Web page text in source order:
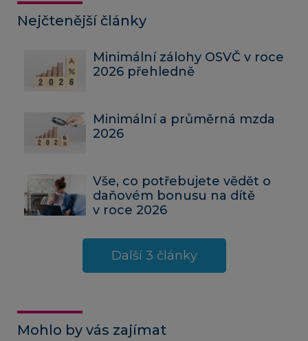
Nejčtenější články
Minimální zálohy OSVČ v roce
2026 přehledně
Minimální a průměrná mzda
2026
Vše, co potřebujete vědět o
daňovém bonusu na dítě
v roce 2026
Další 3 články
Mohlo by vás zajímat